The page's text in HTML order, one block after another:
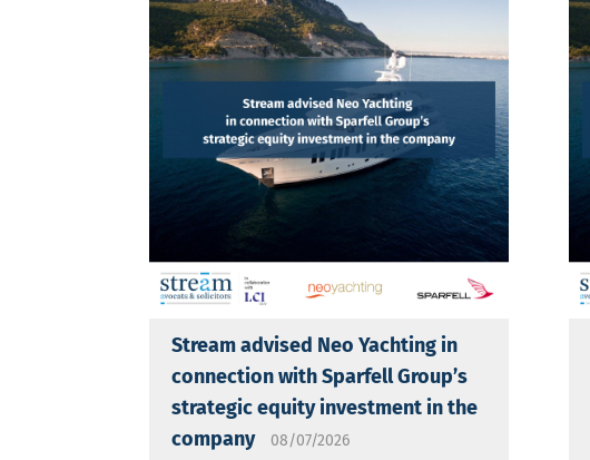
Stream advised Neo Yachting in
connection with Sparfell Group’s
strategic equity investment in the
company
08/07/2026